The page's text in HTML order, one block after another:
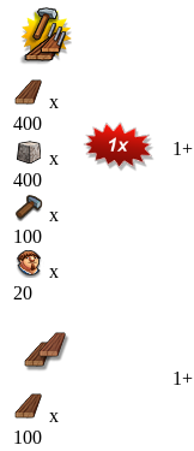
x
400
x
400
x
100
x
20
1+
x
100
1+